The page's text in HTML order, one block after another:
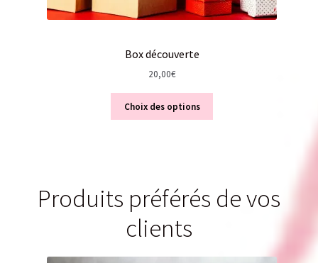
Box découverte
20,00€
Choix des options
Produits préférés de vos
clients